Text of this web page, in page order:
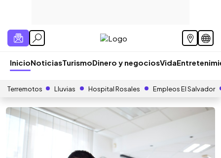
InicioNoticiasTurismoDinero y negociosVida
Terremotos Lluvias Hospital Rosales Empleos El Salvador